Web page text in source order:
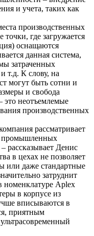
и учета, таких как
производственных
где загружается
оснащаются
данная система,
затраченных
т.д. К слову, на
могут быть сотни и
и свобода
это неотъемлемые
производственных
рассматривает
промышленных
рассказывает Денис
в цехах не позволяет
или даже стандартные
затруднит
номенклатуре Aplex
в корпусе из
вписываются в
приятным